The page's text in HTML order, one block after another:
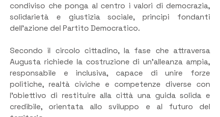
condiviso che ponga al centro i valori di democrazia,
solidarietà e giustizia sociale, principi fondanti
dell’azione del Partito Democratico.
Secondo il circolo cittadino, la fase che attraversa
Augusta richiede la costruzione di un’alleanza ampia,
responsabile e inclusiva, capace di unire forze
politiche, realtà civiche e competenze diverse con
l’obiettivo di restituire alla città una guida solida e
credibile, orientata allo sviluppo e al futuro del